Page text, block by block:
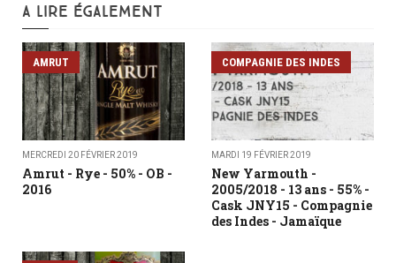
A LIRE ÉGALEMENT
AMRUT
MERCREDI 20 FÉVRIER 2019
Amrut - Rye - 50% - OB -
2016
COMPAGNIE DES INDES
MARDI 19 FÉVRIER 2019
New Yarmouth -
2005/2018 - 13 ans - 55% -
Cask JNY15 - Compagnie
des Indes - Jamaïque